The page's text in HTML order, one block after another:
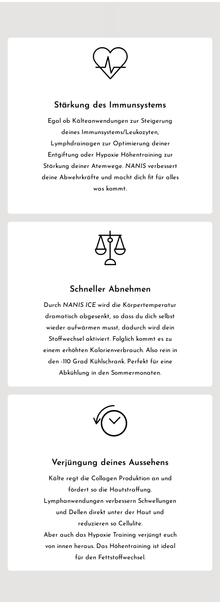
Stärkung des Immunsystems
Egal ob Kälteanwendungen zur Steigerung
deines Immunsystems/Leukozyten,
Lymphdrainagen zur Optimierung deiner
Entgiftung oder Hypoxie Höhentraining zur
Stärkung deiner Atemwege. NANISverbessert
deine Abwehrkräfte und macht dich fit für alles
was kommt.
Schneller Abnehmen
Durch NANIS ICE wird die Körpertemperatur
dramatisch abgesenkt, so dass du dich selbst
wieder aufwärmen musst, dadurch wird dein
Stoffwechsel aktiviert. Folglich kommt es zu
einem erhöhten Kalorienverbrauch. Also rein in
den -110 Grad Kühlschrank. Perfekt für eine
Abkühlung in den Sommermonaten.
Verjüngung deines Aussehens
Kälte regt die Collagen Produktion an und
fördert so die Hautstraffung.
Lymphanwendungen verbessern Schwellungen
und Dellen direkt unter der Haut und
reduzieren so Cellulite.
Aber auch das Hypoxie Training verjüngt euch
von innen heraus. Das Höhentraining ist ideal
für den Fettstoffwechsel.